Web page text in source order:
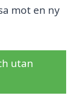
mot en ny
utan